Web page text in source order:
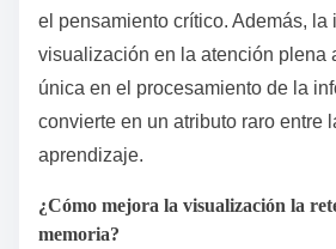
el pensamiento crítico. Además, la
visualización en la atención plena
única en el procesamiento de la
convierte en un atributo raro entre
aprendizaje.
¿Cómo mejora la visualización la
memoria?